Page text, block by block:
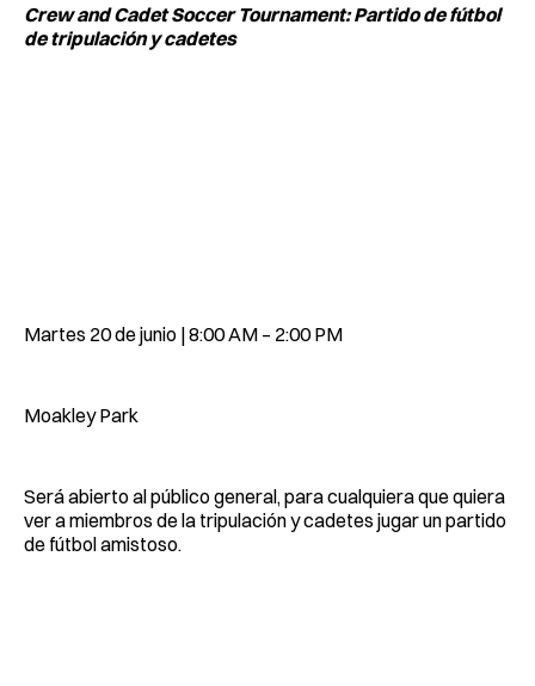
Crew and Cadet Soccer Tournament: Partido de fútbol
de tripulación y cadetes
Martes 20 de junio | 8:00 AM – 2:00 PM
Moakley Park
Será abierto al público general, para cualquiera que quiera
ver a miembros de la tripulación y cadetes jugar un partido
de fútbol amistoso.